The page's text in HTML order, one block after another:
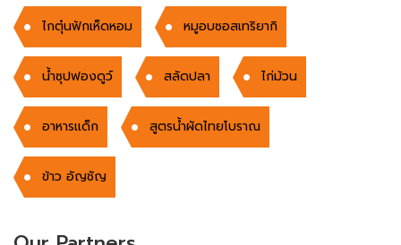
ไกตุ๋นฟักเห็ดหอม หมูอบซอสเทริยากิ
น้ำซุปฟองดูว์ สลัดปลา ไก่ม้วน
อาหารเเด็ก สูตรน้ำผัดไทยโบราณ
ข้าว อัญชัญ